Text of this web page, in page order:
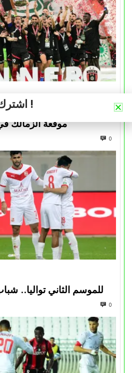
التتويج بالكأس.. دفعة
موقعة الزمالك
0
للموسم الثاني تواليا..
0
اشترك في نشرتنا الإخبارية !